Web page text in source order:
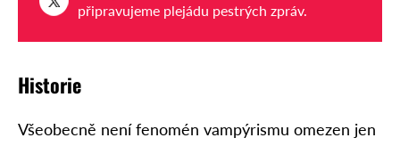
připravujeme plejádu pestrých zpráv.
Historie
Všeobecně není fenomén vampýrismu omezen jen